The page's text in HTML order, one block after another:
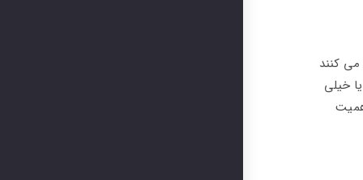
کنند
خیلی